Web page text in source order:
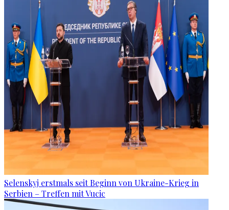
Selenskyj erstmals seit Beginn von Ukraine-Krieg in
Serbien – Treffen mit Vucic